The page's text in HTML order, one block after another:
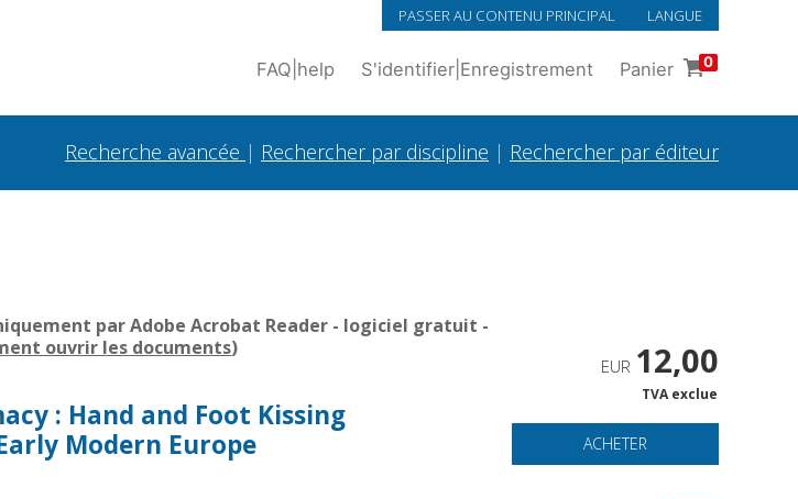
PASSER AU CONTENU PRINCIPAL LANGUE
FAQ help S'identifier Enregistrement Panier 0
Recherche avancée | Rechercher par discipline | Rechercher par éditeur
par Adobe Acrobat Reader - logiciel gratuit -
ouvrir les documents)
: Hand and Foot Kissing
Modern Europe
EUR 12,00
TVA exclue
ACHETER